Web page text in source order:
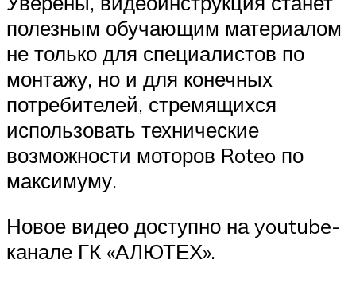
полезным обучающим материалом
не только для специалистов по
монтажу, но и для конечных
потребителей, стремящихся
использовать технические
возможности моторов Roteo по
максимуму.
Новое видео доступно на youtube-
канале ГК «АЛЮТЕХ».